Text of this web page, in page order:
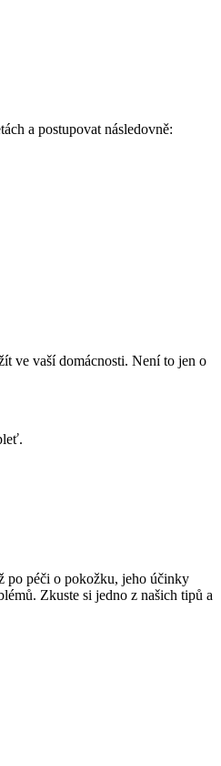
a postupovat následovně:
ve vaší domácnosti. Není to jen o
po péči o pokožku, jeho účinky
Zkuste si jedno z našich tipů a